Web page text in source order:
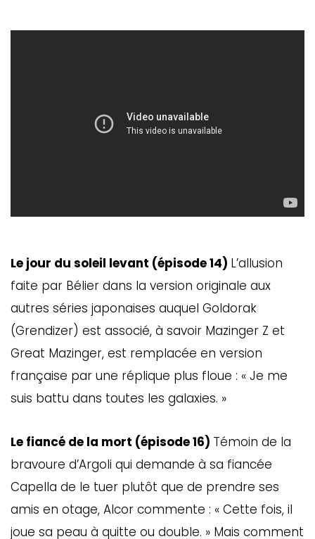
Le jour du soleil levant (épisode 14) L’allusion
faite par Bélier dans la version originale aux
autres séries japonaises auquel Goldorak
(Grendizer) est associé, à savoir Mazinger Z et
Great Mazinger, est remplacée en version
française par une réplique plus floue : « Je me
suis battu dans toutes les galaxies. »
Le fiancé de la mort (épisode 16) Témoin de la
bravoure d’Argoli qui demande à sa fiancée
Capella de le tuer plutôt que de prendre ses
amis en otage, Alcor commente : « Cette fois, il
joue sa peau à quitte ou double. » Mais comment